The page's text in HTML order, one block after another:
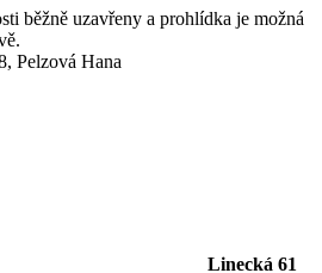
běžně uzavřeny a prohlídka je možná
Pelzová Hana
Linecká 61